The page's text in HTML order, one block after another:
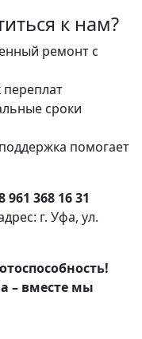
к нам?
ремонт с
переплат
сроки
помогает
961 368 16 31
г. Уфа, ул.
– вместе мы